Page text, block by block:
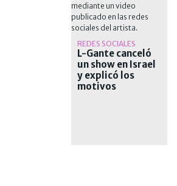
REDES SOCIALES
L-Gante canceló
un show en Israel
y explicó los
motivos